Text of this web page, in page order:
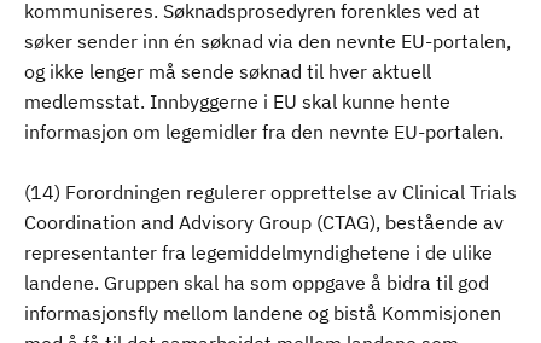
kommuniseres. Søknadsprosedyren forenkles ved at
søker sender inn én søknad via den nevnte EU-portalen,
og ikke lenger må sende søknad til hver aktuell
medlemsstat. Innbyggerne i EU skal kunne hente
informasjon om legemidler fra den nevnte EU-portalen.
(14) Forordningen regulerer opprettelse av Clinical Trials
Coordination and Advisory Group (CTAG), bestående av
representanter fra legemiddelmyndighetene i de ulike
landene. Gruppen skal ha som oppgave å bidra til god
informasjonsfly mellom landene og bistå Kommisjonen